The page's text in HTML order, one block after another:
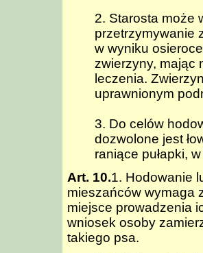
2. Starosta może
przetrzymywanie
w wyniku
zwierzyny, mając
leczenia.
uprawnionym
3. Do celów
dozwolone jest
raniące pułapki,
Art. 10.1. Hodowanie
mieszańców wymaga
miejsce prowadzenia
wniosek osoby
takiego psa.